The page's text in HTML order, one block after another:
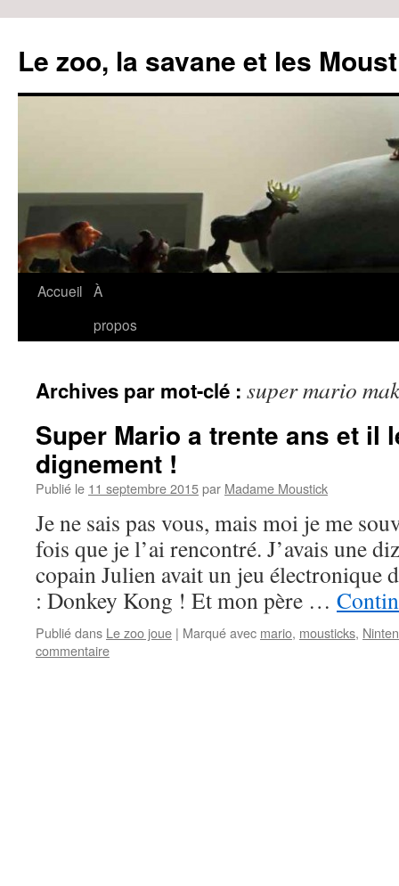
Le zoo, la savane et les
Aller
Accueil À
propos
Archives par mot-clé : super mario
Super Mario a trente ans et il
dignement !
Publié le 11 septembre 2015par Madame Moustick
Je ne sais pas vous, mais moi je me
fois que je l’ai rencontré. J’avais une
copain Julien avait un jeu électronique
: Donkey Kong ! Et mon père …
Publié dans Le zoo joue | Marqué avec mario, mousticks,
commentaire